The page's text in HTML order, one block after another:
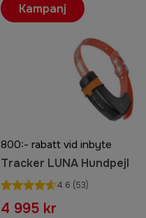
800:- rabatt vid inbyte
Tracker LUNA Hundpejl
4.6 (53)
4 995 kr
Kampanj